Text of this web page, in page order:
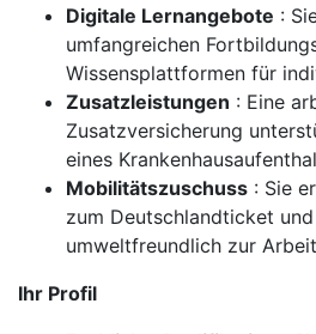
Digitale Lernangebote :
umfangreichen
Wissensplattformen für
Zusatzleistungen : Eine
Zusatzversicherung
eines
Mobilitätszuschuss : Sie
zum Deutschlandticket
umweltfreundlich zur
Ihr Profil